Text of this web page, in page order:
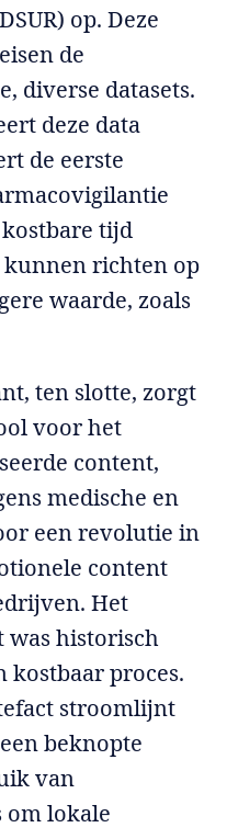
op. Deze
de
diverse datasets.
deze data
de eerste
tijd
kunnen richten op
waarde, zoals
ten slotte, zorgt
voor het
content,
medische en
een revolutie in
content
Het
was historisch
kostbaar proces.
stroomlijnt
beknopte
van
om lokale